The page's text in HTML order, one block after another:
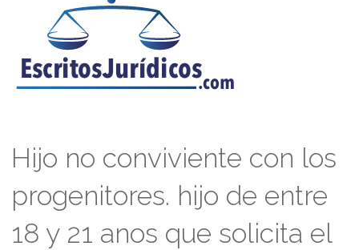
Hijo no conviviente con los
progenitores. hijo de entre
18 y 21 anos que solicita el